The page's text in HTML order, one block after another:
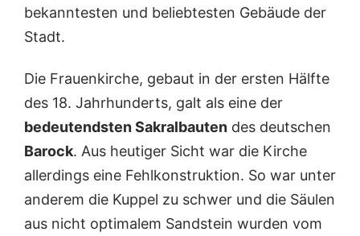
bekanntesten und beliebtesten Gebäude der
Stadt.
Die Frauenkirche, gebaut in der ersten Hälfte
des 18. Jahrhunderts, galt als eine der
bedeutendsten Sakralbauten des deutschen
Barock. Aus heutiger Sicht war die Kirche
allerdings eine Fehlkonstruktion. So war unter
anderem die Kuppel zu schwer und die Säulen
aus nicht optimalem Sandstein wurden vom